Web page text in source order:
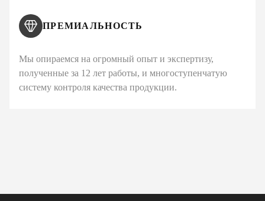
ПРЕМИАЛЬНОСТЬ
Мы опираемся на огромный опыт и экспертизу,
полученные за 12 лет работы, и многоступенчатую
систему контроля качества продукции.